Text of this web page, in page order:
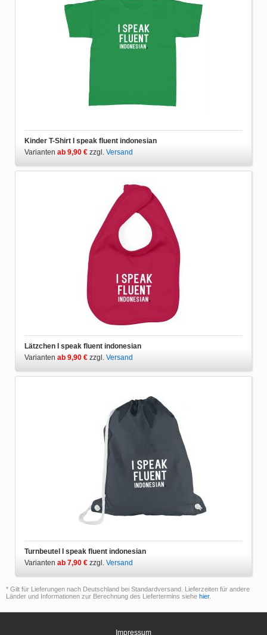
Kinder T-Shirt I speak fluent indonesian
Varianten ab 9,90 € zzgl. Versand
Lätzchen I speak fluent indonesian
Varianten ab 9,90 € zzgl. Versand
Turnbeutel I speak fluent indonesian
Varianten ab 7,90 € zzgl. Versand
* Gilt für Lieferungen nach Deutschland bei Standardversand. Lieferzeiten für andere
Länder und Informationen zur Berechnung des Liefertermins siehe hier.
Impressum